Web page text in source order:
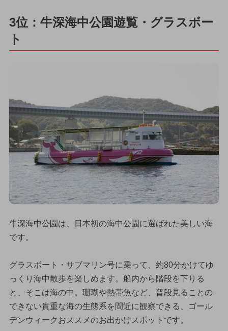
3位：牛深海中公園遊覧・グラスボー
ト
牛深海中公園は、日本初の海中公園に選ばれた美しい海
です。
グラスボート・サブマリン号に乗って、約80分かけてゆ
っくり海中散歩を楽しめます。船内から階段を下りる
と、そこは海の中。珊瑚や熱帯魚など、普段見ることの
できない貴重な海の生態系を間近に観察できる、ゴール
デンウィークおススメのお出かけスポットです。